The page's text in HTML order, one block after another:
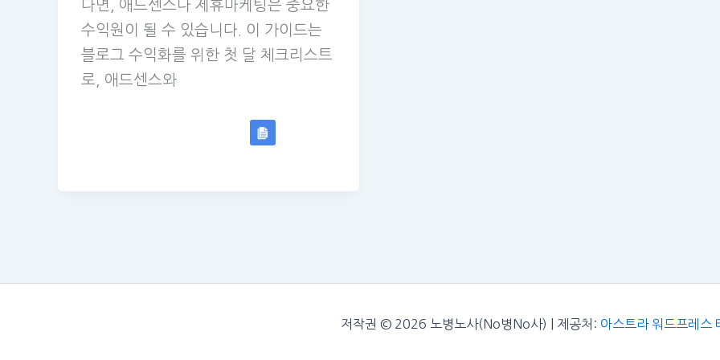
다면, 애드센스나 제휴마케팅은 중요한
수익원이 될 수 있습니다. 이 가이드는
블로그 수익화를 위한 첫 달 체크리스트
로, 애드센스와
저작권 © 2026 노병노사(No병No사) | 제공처: 아스트라 워드프레스